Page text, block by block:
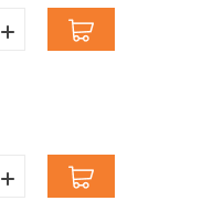
Hoeveelheid
Hoeveelheid